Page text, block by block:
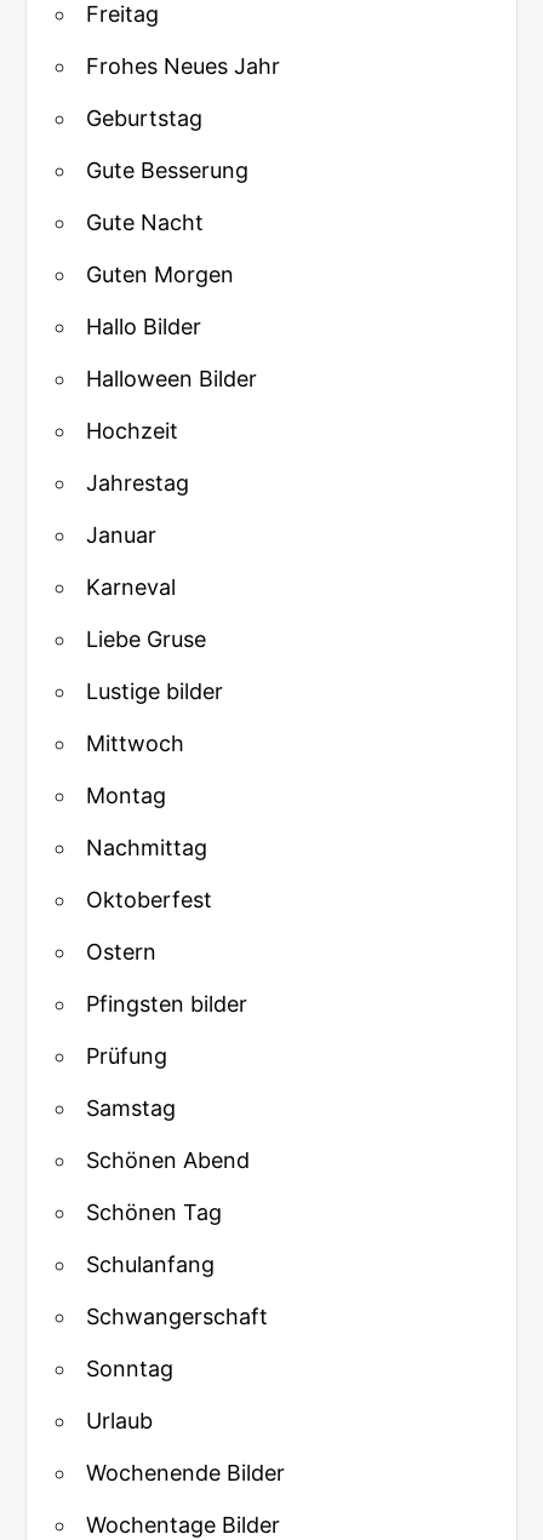
Freitag
Frohes Neues Jahr
Geburtstag
Gute Besserung
Gute Nacht
Guten Morgen
Hallo Bilder
Halloween Bilder
Hochzeit
Jahrestag
Januar
Karneval
Liebe Gruse
Lustige bilder
Mittwoch
Montag
Nachmittag
Oktoberfest
Ostern
Pfingsten bilder
Prüfung
Samstag
Schönen Abend
Schönen Tag
Schulanfang
Schwangerschaft
Sonntag
Urlaub
Wochenende Bilder
Wochentage Bilder